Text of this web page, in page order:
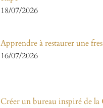
18/07/2026
Apprendre à restaurer une
16/07/2026
Créer un bureau inspiré de la